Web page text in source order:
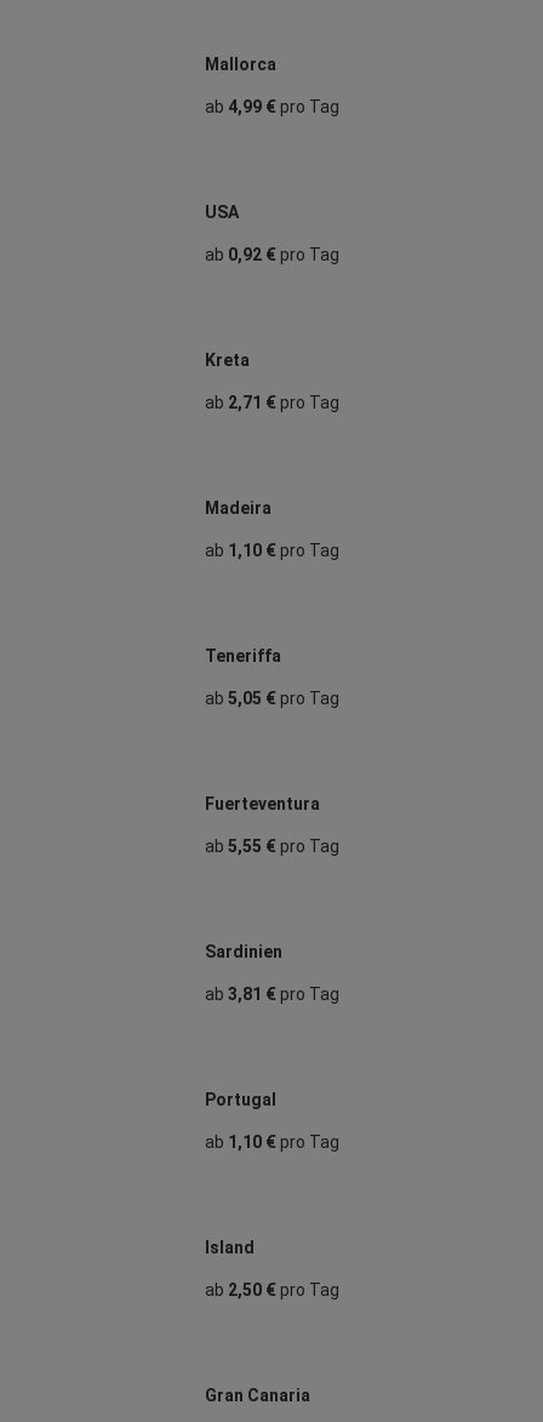
Mallorca
ab 4,99 €pro Tag
USA
ab 0,92 €pro Tag
Kreta
ab 2,71 €pro Tag
Madeira
ab 1,10 €pro Tag
Teneriffa
ab 5,05 €pro Tag
Fuerteventura
ab 5,55 €pro Tag
Sardinien
ab 3,81 €pro Tag
Portugal
ab 1,10 €pro Tag
Island
ab 2,50 €pro Tag
Gran Canaria